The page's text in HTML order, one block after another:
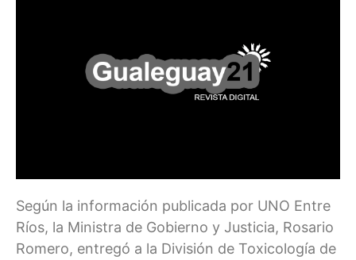
Según la información publicada por UNO Entre
Ríos, la Ministra de Gobierno y Justicia, Rosario
Romero, entregó a la División de Toxicología de